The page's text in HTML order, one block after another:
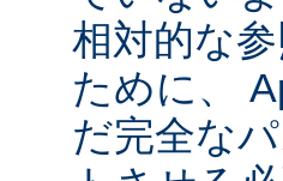
相対的な
ために、
だ完全な